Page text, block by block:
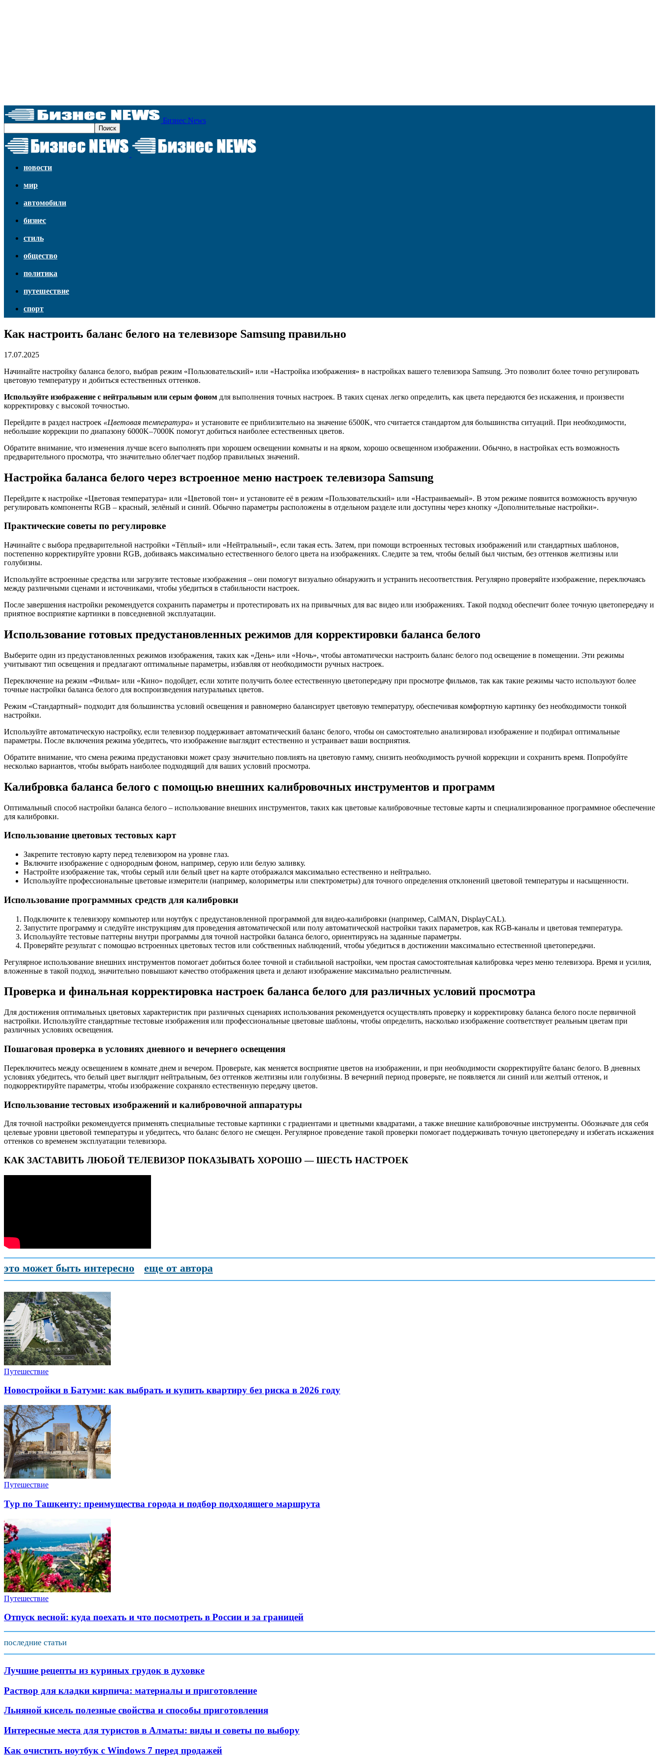
Бизнес News
новости
мир
автомобили
бизнес
стиль
общество
политика
путешествие
спорт
Как настроить баланс белого на телевизоре Samsung правильно
17.07.2025
Начинайте настройку баланса белого, выбрав режим «Пользовательский» или «Настройка изображения» в настройках вашего телевизора Samsung. Это позволит более точно регулировать
цветовую температуру и добиться естественных оттенков.
Используйте изображение с нейтральным или серым фоном для выполнения точных настроек. В таких сценах легко определить, как цвета передаются без искажения, и произвести
корректировку с высокой точностью.
Перейдите в раздел настроек «Цветовая температура» и установите ее приблизительно на значение 6500K, что считается стандартом для большинства ситуаций. При необходимости,
небольшие коррекции по диапазону 6000K–7000K помогут добиться наиболее естественных цветов.
Обратите внимание, что изменения лучше всего выполнять при хорошем освещении комнаты и на ярком, хорошо освещенном изображении. Обычно, в настройках есть возможность
предварительного просмотра, что значительно облегчает подбор правильных значений.
Настройка баланса белого через встроенное меню настроек телевизора Samsung
Перейдите к настройке «Цветовая температура» или «Цветовой тон» и установите её в режим «Пользовательский» или «Настраиваемый». В этом режиме появится возможность вручную
регулировать компоненты RGB – красный, зелёный и синий. Обычно параметры расположены в отдельном разделе или доступны через кнопку «Дополнительные настройки».
Практические советы по регулировке
Начинайте с выбора предварительной настройки «Тёплый» или «Нейтральный», если такая есть. Затем, при помощи встроенных тестовых изображений или стандартных шаблонов,
постепенно корректируйте уровни RGB, добиваясь максимально естественного белого цвета на изображениях. Следите за тем, чтобы белый был чистым, без оттенков желтизны или
голубизны.
Используйте встроенные средства или загрузите тестовые изображения – они помогут визуально обнаружить и устранить несоответствия. Регулярно проверяйте изображение, переключаясь
между различными сценами и источниками, чтобы убедиться в стабильности настроек.
После завершения настройки рекомендуется сохранить параметры и протестировать их на привычных для вас видео или изображениях. Такой подход обеспечит более точную цветопередачу и
приятное восприятие картинки в повседневной эксплуатации.
Использование готовых предустановленных режимов для корректировки баланса белого
Выберите один из предустановленных режимов изображения, таких как «День» или «Ночь», чтобы автоматически настроить баланс белого под освещение в помещении. Эти режимы
учитывают тип освещения и предлагают оптимальные параметры, избавляя от необходимости ручных настроек.
Переключение на режим «Фильм» или «Кино» подойдет, если хотите получить более естественную цветопередачу при просмотре фильмов, так как такие режимы часто используют более
точные настройки баланса белого для воспроизведения натуральных цветов.
Режим «Стандартный» подходит для большинства условий освещения и равномерно балансирует цветовую температуру, обеспечивая комфортную картинку без необходимости тонкой
настройки.
Используйте автоматическую настройку, если телевизор поддерживает автоматический баланс белого, чтобы он самостоятельно анализировал изображение и подбирал оптимальные
параметры. После включения режима убедитесь, что изображение выглядит естественно и устраивает ваши восприятия.
Обратите внимание, что смена режима предустановки может сразу значительно повлиять на цветовую гамму, снизить необходимость ручной коррекции и сохранить время. Попробуйте
несколько вариантов, чтобы выбрать наиболее подходящий для ваших условий просмотра.
Калибровка баланса белого с помощью внешних калибровочных инструментов и программ
Оптимальный способ настройки баланса белого – использование внешних инструментов, таких как цветовые калибровочные тестовые карты и специализированное программное обеспечение
для калибровки.
Использование цветовых тестовых карт
Закрепите тестовую карту перед телевизором на уровне глаз.
Включите изображение с однородным фоном, например, серую или белую заливку.
Настройте изображение так, чтобы серый или белый цвет на карте отображался максимально естественно и нейтрально.
Используйте профессиональные цветовые измерители (например, колориметры или спектрометры) для точного определения отклонений цветовой температуры и насыщенности.
Использование программных средств для калибровки
Подключите к телевизору компьютер или ноутбук с предустановленной программой для видео-калибровки (например, CalMAN, DisplayCAL).
Запустите программу и следуйте инструкциям для проведения автоматической или полу автоматической настройки таких параметров, как RGB-каналы и цветовая температура.
Используйте тестовые паттерны внутри программы для точной настройки баланса белого, ориентируясь на заданные параметры.
Проверяйте результат с помощью встроенных цветовых тестов или собственных наблюдений, чтобы убедиться в достижении максимально естественной цветопередачи.
Регулярное использование внешних инструментов помогает добиться более точной и стабильной настройки, чем простая самостоятельная калибровка через меню телевизора. Время и усилия,
вложенные в такой подход, значительно повышают качество отображения цвета и делают изображение максимально реалистичным.
Проверка и финальная корректировка настроек баланса белого для различных условий просмотра
Для достижения оптимальных цветовых характеристик при различных сценариях использования рекомендуется осуществлять проверку и корректировку баланса белого после первичной
настройки. Используйте стандартные тестовые изображения или профессиональные цветовые шаблоны, чтобы определить, насколько изображение соответствует реальным цветам при
различных условиях освещения.
Пошаговая проверка в условиях дневного и вечернего освещения
Переключитесь между освещением в комнате днем и вечером. Проверьте, как меняется восприятие цветов на изображении, и при необходимости скорректируйте баланс белого. В дневных
условиях убедитесь, что белый цвет выглядит нейтральным, без оттенков желтизны или голубизны. В вечерний период проверьте, не появляется ли синий или желтый оттенок, и
подкорректируйте параметры, чтобы изображение сохраняло естественную передачу цветов.
Использование тестовых изображений и калибровочной аппаратуры
Для точной настройки рекомендуется применять специальные тестовые картинки с градиентами и цветными квадратами, а также внешние калибровочные инструменты. Обозначьте для себя
целевые уровни цветовой температуры и убедитесь, что баланс белого не смещен. Регулярное проведение такой проверки помогает поддерживать точную цветопередачу и избегать искажения
оттенков со временем эксплуатации телевизора.
КАК ЗАСТАВИТЬ ЛЮБОЙ ТЕЛЕВИЗОР ПОКАЗЫВАТЬ ХОРОШО — ШЕСТЬ НАСТРОЕК
это может быть интересно еще от автора
Путешествие
Новостройки в Батуми: как выбрать и купить квартиру без риска в 2026 году
Путешествие
Тур по Ташкенту: преимущества города и подбор подходящего маршрута
Путешествие
Отпуск весной: куда поехать и что посмотреть в России и за границей
последние статьи
Лучшие рецепты из куриных грудок в духовке
Раствор для кладки кирпича: материалы и приготовление
Льняной кисель полезные свойства и способы приготовления
Интересные места для туристов в Алматы: виды и советы по выбору
Как очистить ноутбук с Windows 7 перед продажей